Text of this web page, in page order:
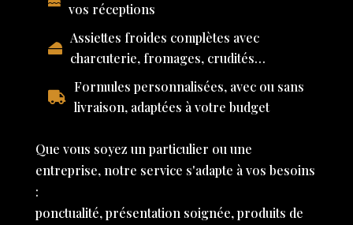
vos réceptions
Assiettes froides complètes avec
charcuterie, fromages, crudités…
Formules personnalisées, avec ou sans
livraison, adaptées à votre budget
Que vous soyez un particulier ou une
entreprise, notre service s'adapte à vos besoins
:
ponctualité, présentation soignée, produits de